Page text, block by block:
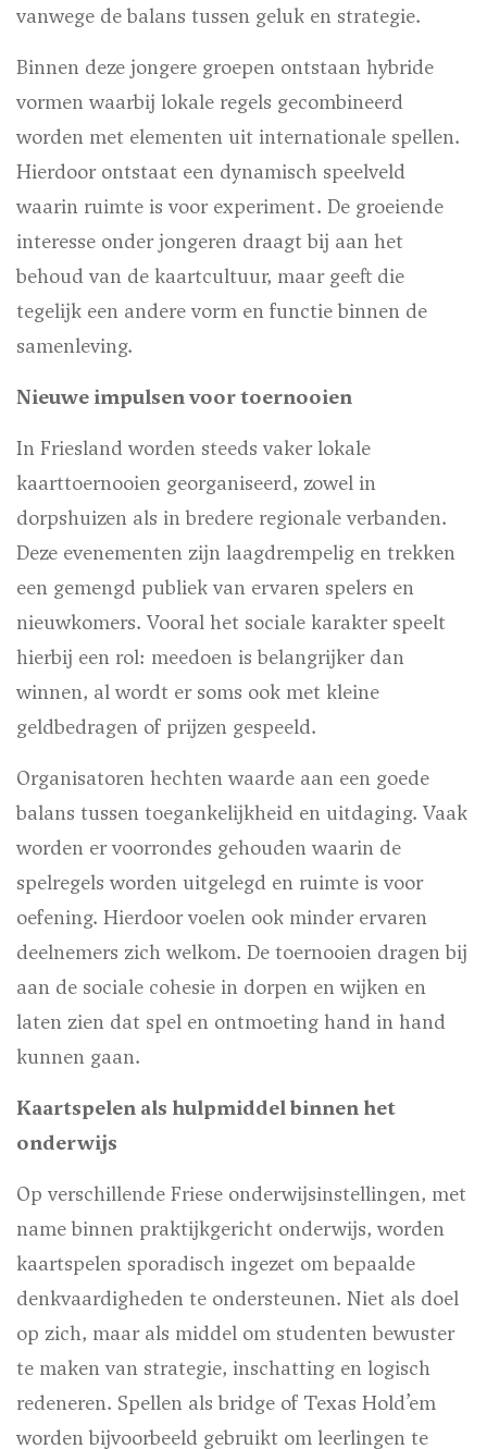
vanwege de balans tussen geluk en strategie.
Binnen deze jongere groepen ontstaan hybride
vormen waarbij lokale regels gecombineerd
worden met elementen uit internationale spellen.
Hierdoor ontstaat een dynamisch speelveld
waarin ruimte is voor experiment. De groeiende
interesse onder jongeren draagt bij aan het
behoud van de kaartcultuur, maar geeft die
tegelijk een andere vorm en functie binnen de
samenleving.
Nieuwe impulsen voor toernooien
In Friesland worden steeds vaker lokale
kaarttoernooien georganiseerd, zowel in
dorpshuizen als in bredere regionale verbanden.
Deze evenementen zijn laagdrempelig en trekken
een gemengd publiek van ervaren spelers en
nieuwkomers. Vooral het sociale karakter speelt
hierbij een rol: meedoen is belangrijker dan
winnen, al wordt er soms ook met kleine
geldbedragen of prijzen gespeeld.
Organisatoren hechten waarde aan een goede
balans tussen toegankelijkheid en uitdaging. Vaak
worden er voorrondes gehouden waarin de
spelregels worden uitgelegd en ruimte is voor
oefening. Hierdoor voelen ook minder ervaren
deelnemers zich welkom. De toernooien dragen bij
aan de sociale cohesie in dorpen en wijken en
laten zien dat spel en ontmoeting hand in hand
kunnen gaan.
Kaartspelen als hulpmiddel binnen het
onderwijs
Op verschillende Friese onderwijsinstellingen, met
name binnen praktijkgericht onderwijs, worden
kaartspelen sporadisch ingezet om bepaalde
denkvaardigheden te ondersteunen. Niet als doel
op zich, maar als middel om studenten bewuster
te maken van strategie, inschatting en logisch
redeneren. Spellen als bridge of Texas Hold’em
worden bijvoorbeeld gebruikt om leerlingen te